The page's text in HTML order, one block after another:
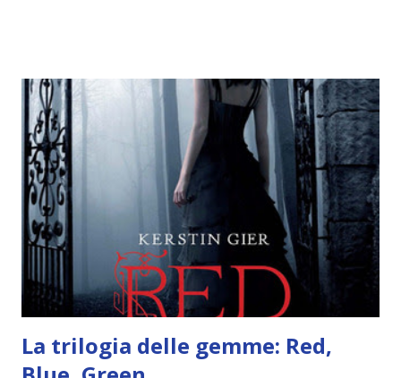
obiettivi! OBIETTIVI Iniziamo con un obiettivo facile facile:
un libro ambientato in Australia . Mare, mare, mare !
L'Oceania è circondata dal mare! Un libro nel quale il mare è
l'elemento fondamentale. Un libro sulle sirene, un libro con
protagonisti dei surfisti.. un libro importante nella storia
della letteratura australiana, neozelandese, ecc . l'Oceania
è ricca di natura! Leggete un libro con una cover molto, ...
La trilogia delle gemme: Red,